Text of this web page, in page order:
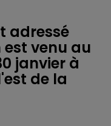
adressé
est venu au
janvier à
de la